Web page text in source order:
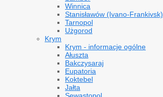
Winnica
Stanisławów (Ivano-Frankivsk)
Tarnopol
Użgorod
Krym
Krym - informacje ogólne
Ałuszta
Bakczysaraj
Eupatoria
Koktebel
Jałta